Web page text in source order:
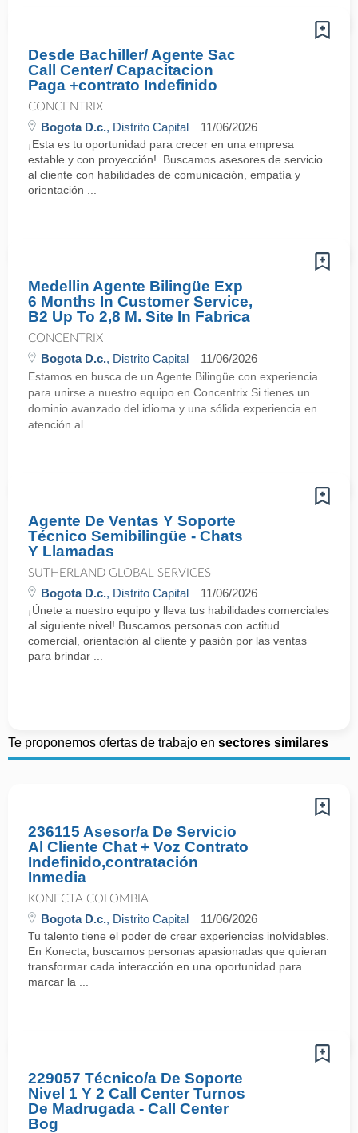
Desde Bachiller/ Agente Sac
Call Center/ Capacitacion
Paga +contrato Indefinido
CONCENTRIX
Bogota D.c., Distrito Capital 11/06/2026
¡Esta es tu oportunidad para crecer en una empresa
estable y con proyección! Buscamos asesores de servicio
al cliente con habilidades de comunicación, empatía y
orientación ...
Medellin Agente Bilingüe Exp
6 Months In Customer Service,
B2 Up To 2,8 M. Site In Fabrica
CONCENTRIX
Bogota D.c., Distrito Capital 11/06/2026
Estamos en busca de un Agente Bilingüe con experiencia
para unirse a nuestro equipo en Concentrix.Si tienes un
dominio avanzado del idioma y una sólida experiencia en
atención al ...
Agente De Ventas Y Soporte
Técnico Semibilingüe - Chats
Y Llamadas
SUTHERLAND GLOBAL SERVICES
Bogota D.c., Distrito Capital 11/06/2026
¡Únete a nuestro equipo y lleva tus habilidades comerciales
al siguiente nivel! Buscamos personas con actitud
comercial, orientación al cliente y pasión por las ventas
para brindar ...
Te proponemos ofertas de trabajo en sectores similares
236115 Asesor/a De Servicio
Al Cliente Chat + Voz Contrato
Indefinido,contratación
Inmedia
KONECTA COLOMBIA
Bogota D.c., Distrito Capital 11/06/2026
Tu talento tiene el poder de crear experiencias inolvidables.
En Konecta, buscamos personas apasionadas que quieran
transformar cada interacción en una oportunidad para
marcar la ...
229057 Técnico/a De Soporte
Nivel 1 Y 2 Call Center Turnos
De Madrugada - Call Center
Bog